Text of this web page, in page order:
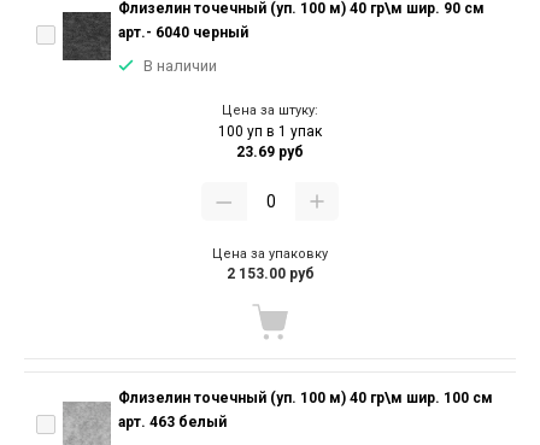
Флизелин точечный (уп. 100 м) 40 гр\м шир. 90 см
арт.- 6040 черный
В наличии
Цена за штуку:
100 уп в 1 упак
23.69 руб
Цена за упаковку
2 153.00 руб
Флизелин точечный (уп. 100 м) 40 гр\м шир. 100 см
арт. 463 белый